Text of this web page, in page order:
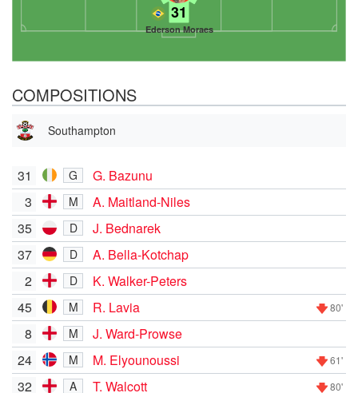
31
Ederson Moraes
COMPOSITIONS
Southampton
31 G
G. Bazunu
3
M
A. Maitland-Niles
35
D
J. Bednarek
37
D
A. Bella-Kotchap
2
D
K. Walker-Peters
45
M R. Lavia 80'
8 M
J. Ward-Prowse
24
M M. Elyounoussi 61'
32 A T. Walcott 80'